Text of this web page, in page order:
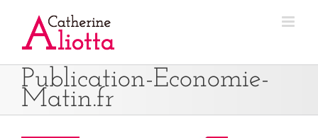
contenu
Publication-Economie-
Matin.fr